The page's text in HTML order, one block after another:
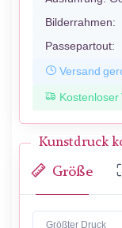
Bilderrahmen:
Passepartout:
Versand
Kostenloser
Kunstdruck
Größe
Größter Druck